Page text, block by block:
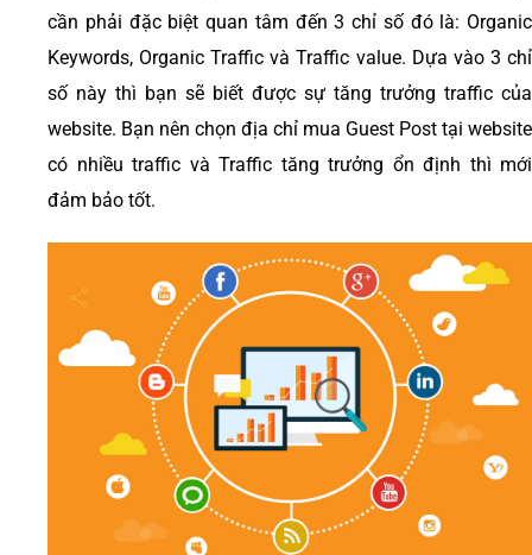
cần phải đặc biệt quan tâm đến 3 chỉ số đó là: Organic
Keywords, Organic Traffic và Traffic value. Dựa vào 3 chỉ
số này thì bạn sẽ biết được sự tăng trưởng traffic của
website. Bạn nên chọn địa chỉ mua Guest Post tại website
có nhiều traffic và Traffic tăng trưởng ổn định thì mới
đảm bảo tốt.